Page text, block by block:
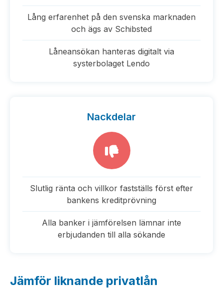
Lång erfarenhet på den svenska marknaden
och ägs av Schibsted
Låneansökan hanteras digitalt via
systerbolaget Lendo
Nackdelar
Slutlig ränta och villkor fastställs först efter
bankens kreditprövning
Alla banker i jämförelsen lämnar inte
erbjudanden till alla sökande
Jämför liknande privatlån